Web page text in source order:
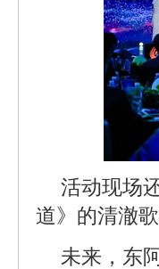
活动现场
道》的清澈
未来，东